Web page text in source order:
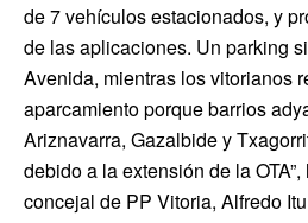
de 7 vehículos estacionados, y
de las aplicaciones. Un parking
Avenida, mientras los vitorianos
aparcamiento porque barrios
Ariznavarra, Gazalbide y
debido a la extensión de la
concejal de PP Vitoria, Alfredo